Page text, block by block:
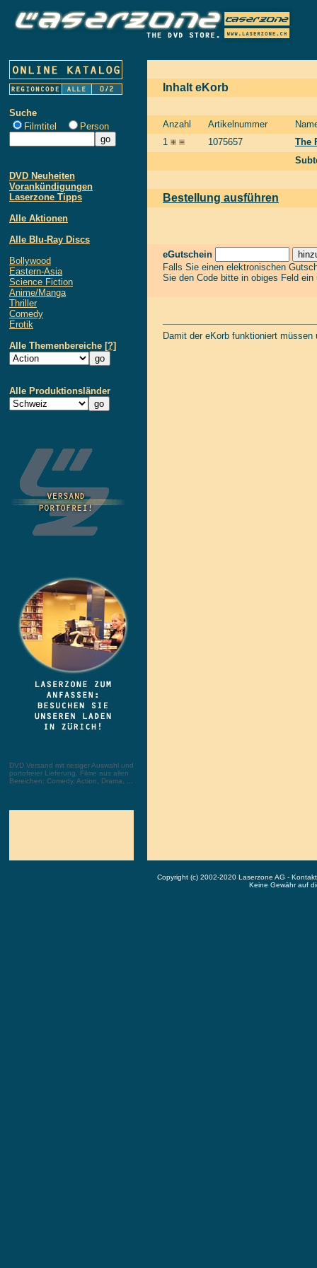
Suche
Filmtitel
Person
DVD Neuheiten
Vorankündigungen
Laserzone Tipps
Alle Aktionen
Alle Blu-Ray Discs
Bollywood
Eastern-Asia
Science Fiction
Anime/Manga
Thriller
Comedy
Erotik
Alle Themenbereiche [?]
Alle Produktionsländer
DVD Versand mit riesiger Auswahl und
portofreier Lieferung. Filme aus allen
Bereichen: Comedy, Action, Drama, ...
Inhalt eKorb
Anzahl Artikelnummer
1
1075657
The
Bestellung ausführen
eGutschein
Falls Sie einen elektronischen
Sie den Code bitte in obiges Feld
Damit der eKorb funktioniert
Copyright (c) 2002-2020 Laserzone AG -
Keine Gewähr auf